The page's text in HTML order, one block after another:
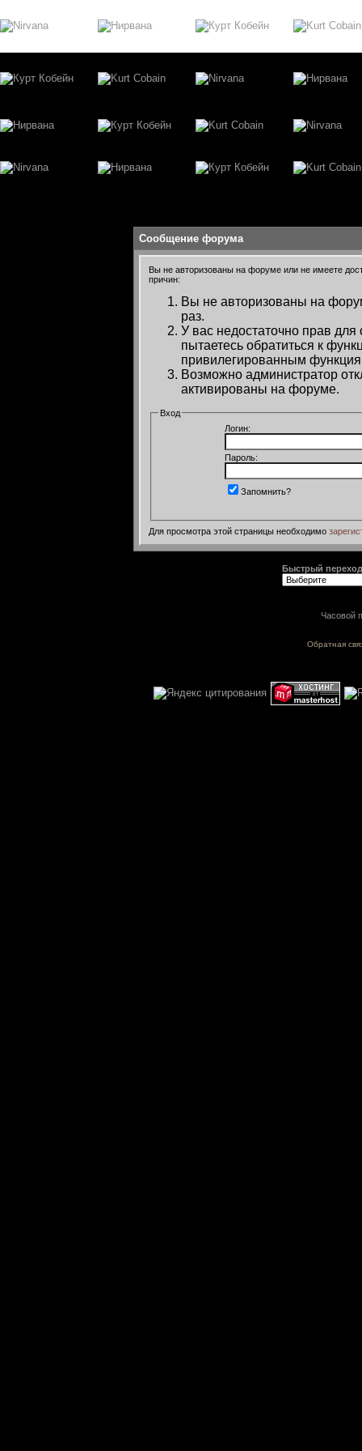
Сообщение форума
Вы не авторизованы на форуме или не имеете
причин:
Вы не авторизованы на
раз.
У вас недостаточно прав
пытаетесь обратиться к
привилегированным
Возможно администратор
активированы на форуме.
Вход
Логин:
Пароль:
Запомнить?
Для просмотра этой страницы необходимо
Быстрый переход
Часовой
Обратная